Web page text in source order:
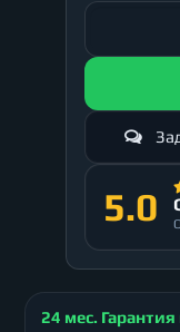
5.0
24 мес. Гарантия